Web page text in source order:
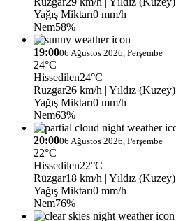
Yağış Miktarı0 mm/h
Nem58%
19:0006 Ağustos 2026, Perşembe
24°C
Hissedilen24°C
Rüzgar26 km/h | Yıldız (Kuzey)
Yağış Miktarı0 mm/h
Nem63%
20:0006 Ağustos 2026, Perşembe
22°C
Hissedilen22°C
Rüzgar18 km/h | Yıldız (Kuzey)
Yağış Miktarı0 mm/h
Nem76%